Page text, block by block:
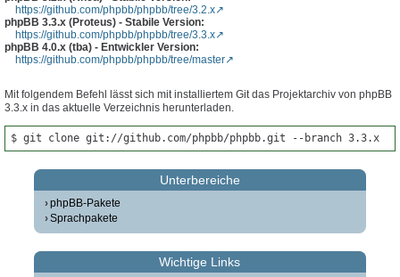
https://github.com/phpbb/phpbb/tree/3.2.x
phpBB 3.3.x (Proteus) - Stabile Version:
https://github.com/phpbb/phpbb/tree/3.3.x
phpBB 4.0.x (tba) - Entwickler Version:
https://github.com/phpbb/phpbb/tree/master
Mit folgendem Befehl lässt sich mit installiertem Git das Projektarchiv von phpBB
3.3.x in das aktuelle Verzeichnis herunterladen.
$ git clone git://github.com/phpbb/phpbb.git --branch 3.3.x
Unterbereiche
phpBB-Pakete
Sprachpakete
Wichtige Links